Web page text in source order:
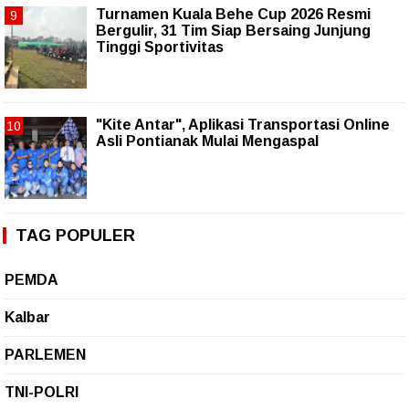
Turnamen Kuala Behe Cup 2026 Resmi
Bergulir, 31 Tim Siap Bersaing Junjung
Tinggi Sportivitas
"Kite Antar", Aplikasi Transportasi Online
Asli Pontianak Mulai Mengaspal
TAG POPULER
PEMDA
Kalbar
PARLEMEN
TNI-POLRI